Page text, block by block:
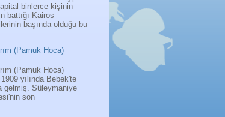
binlerce kişinin
battığı Kairos
başında olduğu bu
(Pamuk Hoca)
(Pamuk Hoca)
yılında Bebek'te
gelmiş. Süleymaniye
son